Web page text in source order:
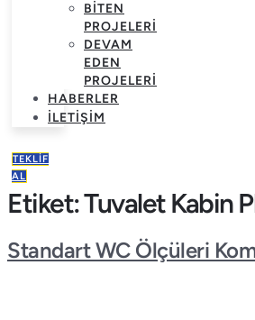
BITEN
PROJELERI
DEVAM
EDEN
PROJELERI
HABERLER
İLETIŞIM
TEKLIF
AL
Etiket:Tuvalet Kabin
Standart WC Ölçüleri